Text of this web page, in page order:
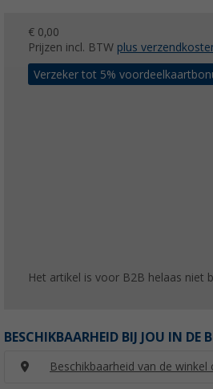
€ 0,00
Prijzen incl. BTW plus
Verzeker tot 5%
Het artikel is voor B2B helaas niet
BESCHIKBAARHEID BIJ JOU IN DE
Beschikbaarheid van de winkel